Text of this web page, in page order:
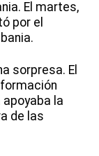
El martes,
por el
sorpresa. El
formación
apoyaba la
de las